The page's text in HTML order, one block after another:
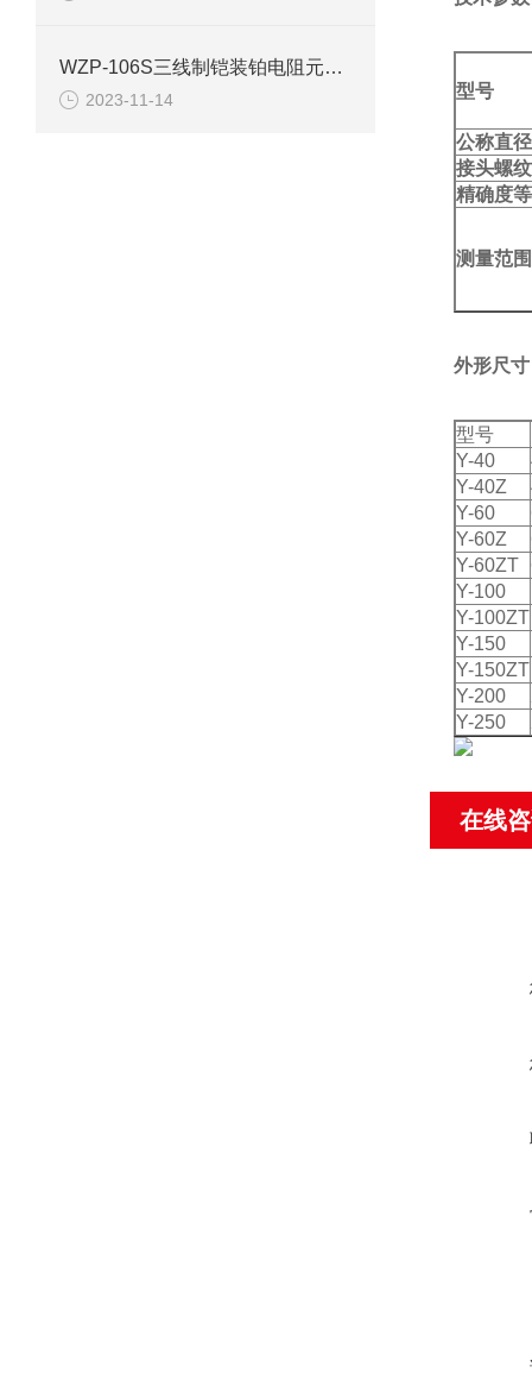
WZP-106S三线制铠装铂电阻元件技术参数
2023-11-14 型号
公称直
接头螺纹
精确度
测量范
外形尺
型号
Y-40
Y-40Z
Y-60
Y-60Z
Y-60ZT
Y-100
Y-100ZT
Y-150
Y-150ZT
Y-200
Y-250
在线